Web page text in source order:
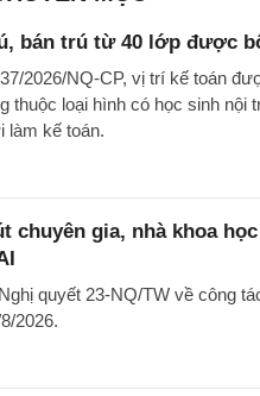
bán trú từ 40 lớp được
2026/NQ-CP, vị trí kế toán
thuộc loại hình có học sinh
làm kế toán.
chuyên gia, nhà khoa
quyết 23-NQ/TW về công
2026.